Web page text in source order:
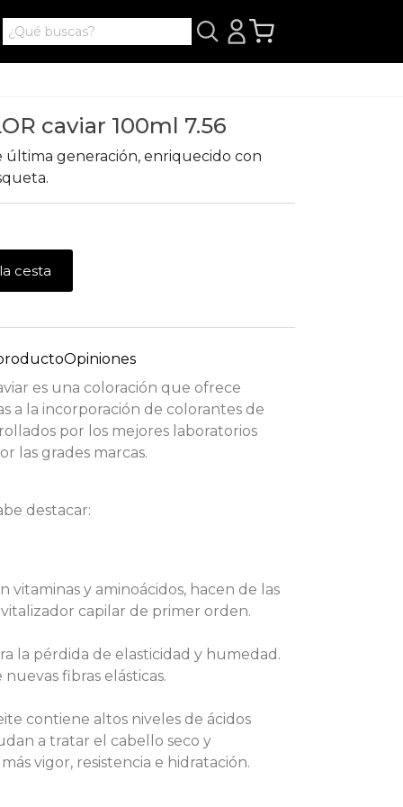
caviar 100ml 7.56
última generación, enriquecido con
cesta
Opiniones
es una coloración que ofrece
a la incorporación de colorantes de
por los mejores laboratorios
las grades marcas.
destacar:
vitaminas y aminoácidos, hacen de las
capilar de primer orden.
la pérdida de elasticidad y humedad.
fibras elásticas.
contiene altos niveles de ácidos
a tratar el cabello seco y
vigor, resistencia e hidratación.